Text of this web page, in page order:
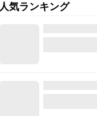
人気ランキング